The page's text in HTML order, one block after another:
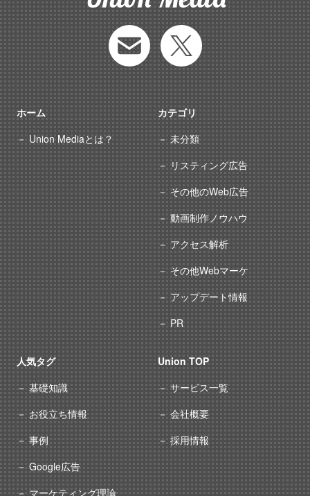
ホーム
Union Mediaとは？
カテゴリ
未分類
リスティング広告
その他のWeb広告
動画制作ノウハウ
アクセス解析
その他Webマーケ
アップデート情報
PR
人気タグ
基礎知識
お役立ち情報
事例
Google広告
マーケティング理論
Union TOP
サービス一覧
会社概要
採用情報